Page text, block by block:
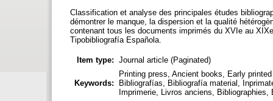
Classification et analyse des principales études
démontrer le manque, la dispersion et la qualité
contenant tous les documents imprimés du XVIe au
Tipobibliografía Española.
Item type: Journal article (Paginated)
Keywords:
Printing press, Ancient books, Early
Bibliografías, Bibliografía material,
Imprimerie, Livros anciens, Bibliographies,